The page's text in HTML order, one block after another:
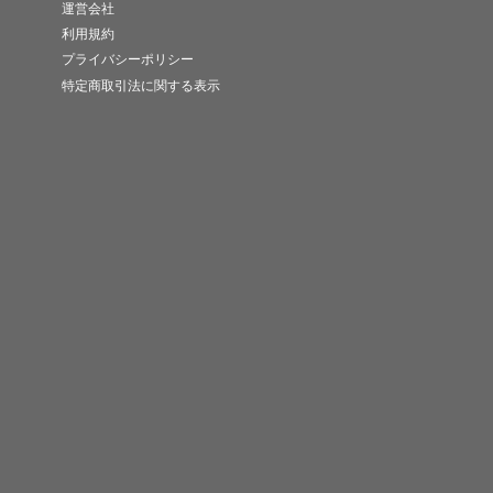
運営会社
利用規約
プライバシーポリシー
特定商取引法に関する表示